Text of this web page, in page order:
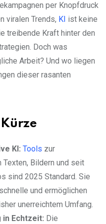
per Knopfdruck
viralen Trends, KI ist keine
treibende Kraft hinter den
Doch was
Arbeit? Und wo liegen
dieser rasanten
KI: Tools zur
Bildern und seit
sind 2025 Standard. Sie
und ermöglichen
unerreichtem Umfang.
in Echtzeit: Die